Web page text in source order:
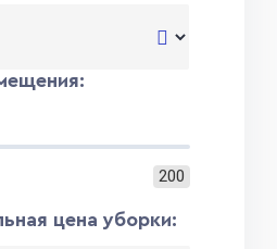
200
цена уборки: